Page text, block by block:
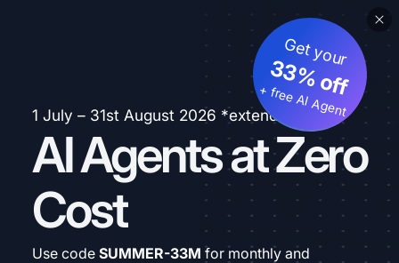
1 July – 31st August 2026 *extended
AI Agents at Zero
Cost
Get your
33% off
+ free AI Agent
Use code SUMMER-33M for monthly and